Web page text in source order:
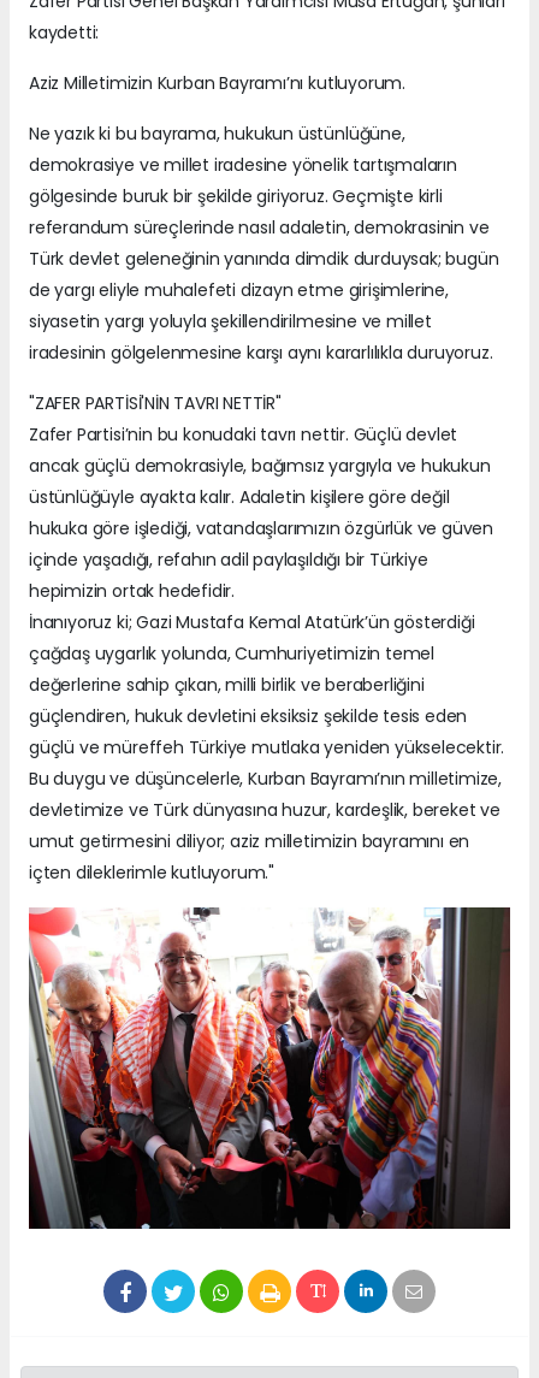
kaydetti:
Aziz Milletimizin Kurban Bayramı’nı kutluyorum.
Ne yazık ki bu bayrama, hukukun üstünlüğüne,
demokrasiye ve millet iradesine yönelik tartışmaların
gölgesinde buruk bir şekilde giriyoruz. Geçmişte kirli
referandum süreçlerinde nasıl adaletin, demokrasinin ve
Türk devlet geleneğinin yanında dimdik durduysak; bugün
de yargı eliyle muhalefeti dizayn etme girişimlerine,
siyasetin yargı yoluyla şekillendirilmesine ve millet
iradesinin gölgelenmesine karşı aynı kararlılıkla duruyoruz.
"ZAFER PARTİSİ'NİN TAVRI NETTİR"
Zafer Partisi’nin bu konudaki tavrı nettir. Güçlü devlet
ancak güçlü demokrasiyle, bağımsız yargıyla ve hukukun
üstünlüğüyle ayakta kalır. Adaletin kişilere göre değil
hukuka göre işlediği, vatandaşlarımızın özgürlük ve güven
içinde yaşadığı, refahın adil paylaşıldığı bir Türkiye
hepimizin ortak hedefidir.
İnanıyoruz ki; Gazi Mustafa Kemal Atatürk’ün gösterdiği
çağdaş uygarlık yolunda, Cumhuriyetimizin temel
değerlerine sahip çıkan, milli birlik ve beraberliğini
güçlendiren, hukuk devletini eksiksiz şekilde tesis eden
güçlü ve müreffeh Türkiye mutlaka yeniden yükselecektir.
Bu duygu ve düşüncelerle, Kurban Bayramı’nın milletimize,
devletimize ve Türk dünyasına huzur, kardeşlik, bereket ve
umut getirmesini diliyor; aziz milletimizin bayramını en
içten dileklerimle kutluyorum."